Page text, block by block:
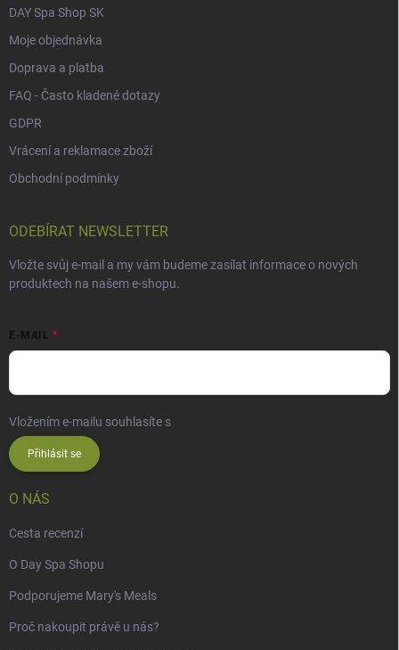
DAY Spa Shop SK
Moje objednávka
Doprava a platba
FAQ - Často kladené dotazy
GDPR
Vrácení a reklamace zboží
Obchodní podmínky
ODEBÍRAT NEWSLETTER
Vložte svůj e-mail a my vám budeme zasílat informace o nových
produktech na našem e-shopu.
E-MAIL
Vložením e-mailu souhlasíte s
Přihlásit se
O NÁS
Cesta recenzí
O Day Spa Shopu
Podporujeme Mary's Meals
Proč nakoupit právě u nás?